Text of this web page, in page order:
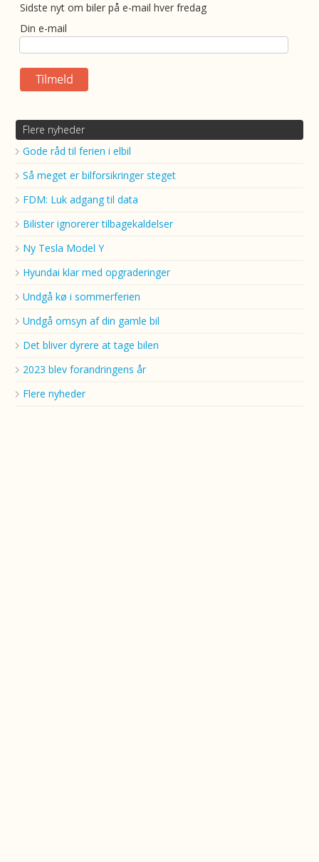
Sidste nyt om biler på e-mail hver fredag
Din e-mail
Flere nyheder
Gode råd til ferien i elbil
Så meget er bilforsikringer steget
FDM: Luk adgang til data
Bilister ignorerer tilbagekaldelser
Ny Tesla Model Y
Hyundai klar med opgraderinger
Undgå kø i sommerferien
Undgå omsyn af din gamle bil
Det bliver dyrere at tage bilen
2023 blev forandringens år
Flere nyheder